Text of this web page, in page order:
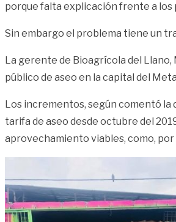
porque falta explicación frente a los
Sin embargo el problema tiene un
La gerente de Bioagrícola del
público de aseo en la capital del
Los incrementos, según comentó la
tarifa de aseo desde octubre del
aprovechamiento viables, como,